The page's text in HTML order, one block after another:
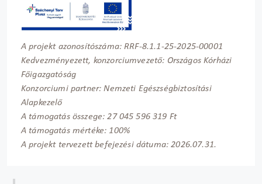
A projekt azonosítószáma: RRF-8.1.1-25-2025-00001
Kedvezményezett, konzorciumvezető: Országos Kórházi
Főigazgatóság
Konzorciumi partner: Nemzeti Egészségbiztosítási
Alapkezelő
A támogatás összege: 27 045 596 319 Ft
A támogatás mértéke: 100%
A projekt tervezett befejezési dátuma: 2026.07.31.